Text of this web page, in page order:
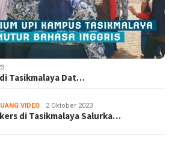
Tasikmalaya Dat…
VIDEO 2 Oktober 2023
di Tasikmalaya Salurka…